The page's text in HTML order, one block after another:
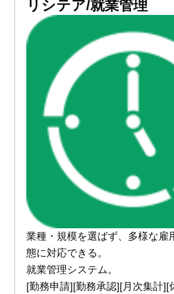
リシテア/就業管理
業種・規模を選ばず、多様な雇
態に対応できる。
就業管理システム。
[勤務申請][勤務承認][月次集計][